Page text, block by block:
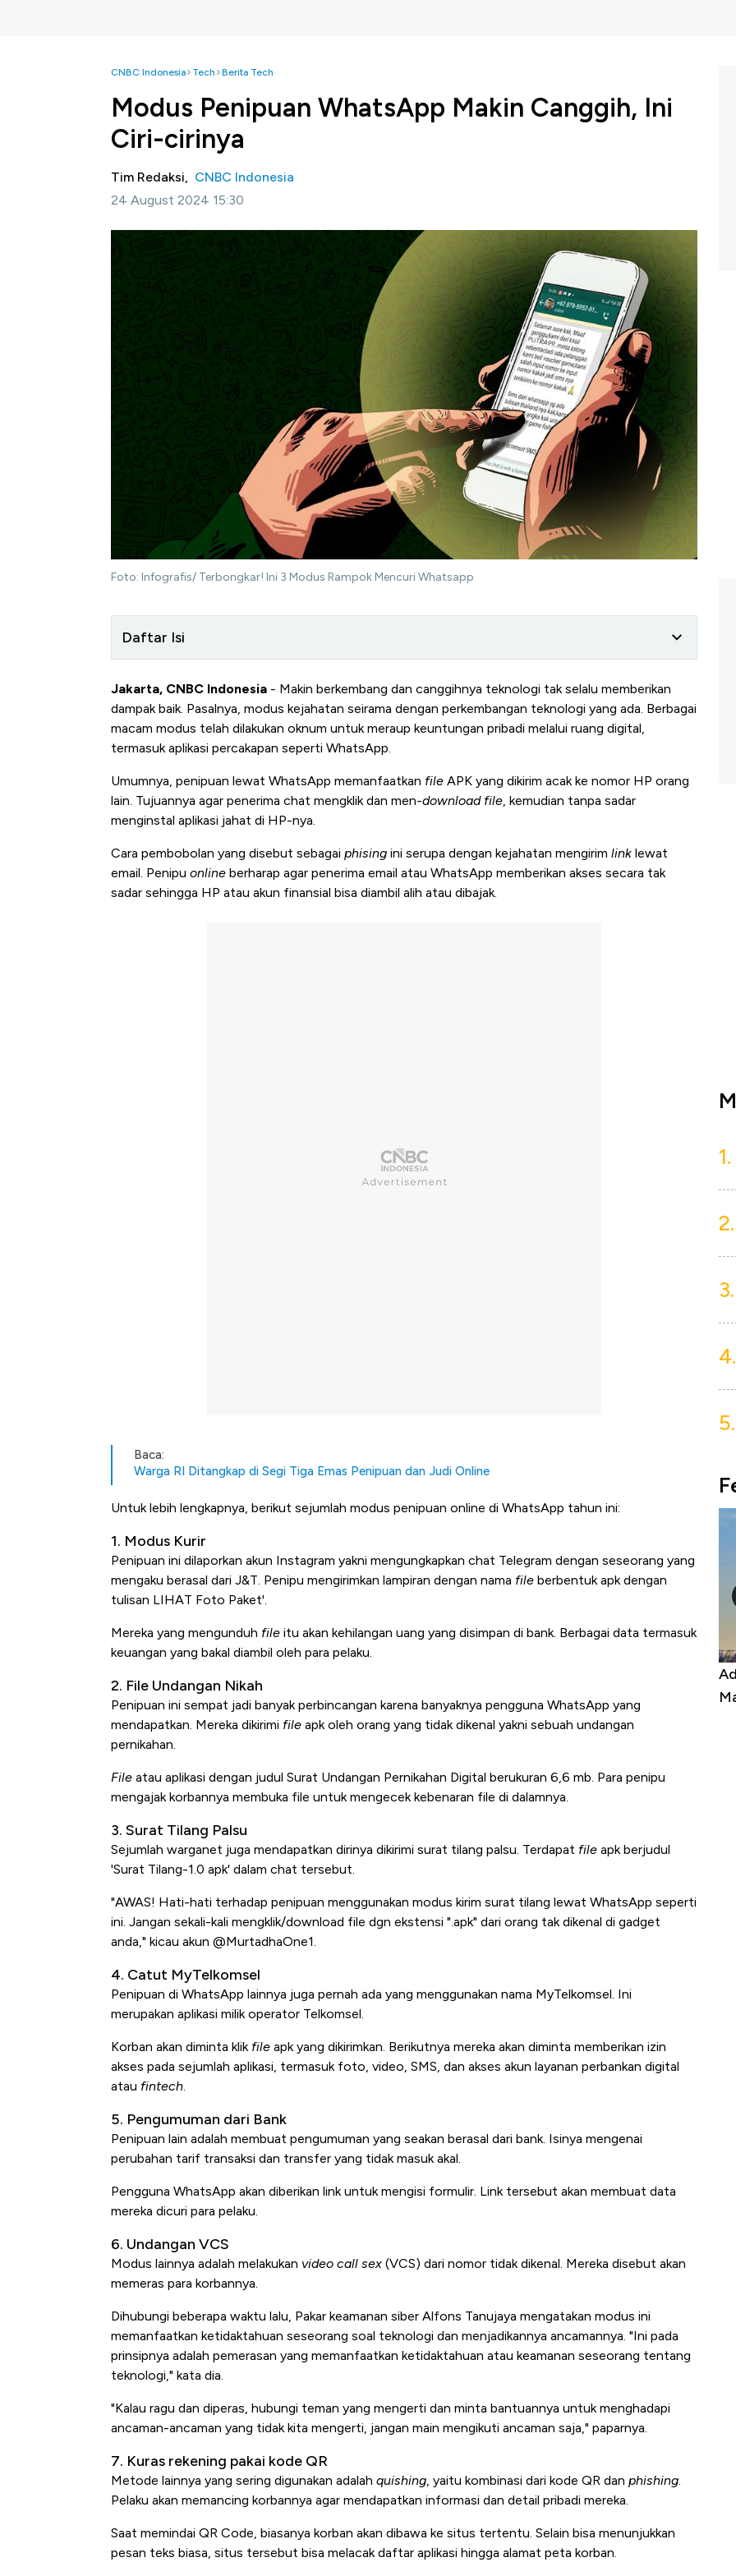
CNBC Indonesia Tech Berita Tech
Modus Penipuan WhatsApp Makin Canggih, Ini
Ciri-cirinya
Tim Redaksi, CNBC Indonesia
24 August 2024 15:30
Foto: Infografis/ Terbongkar! Ini 3 Modus Rampok Mencuri Whatsapp
Daftar Isi
Jakarta, CNBC Indonesia - Makin berkembang dan canggihnya teknologi tak selalu memberikan
dampak baik. Pasalnya, modus kejahatan seirama dengan perkembangan teknologi yang ada. Berbagai
macam modus telah dilakukan oknum untuk meraup keuntungan pribadi melalui ruang digital,
termasuk aplikasi percakapan seperti WhatsApp.
Umumnya, penipuan lewat WhatsApp memanfaatkan file APK yang dikirim acak ke nomor HP orang
lain. Tujuannya agar penerima chat mengklik dan men-download file, kemudian tanpa sadar
menginstal aplikasi jahat di HP-nya.
Cara pembobolan yang disebut sebagai phising ini serupa dengan kejahatan mengirim link lewat
email. Penipu online berharap agar penerima email atau WhatsApp memberikan akses secara tak
sadar sehingga HP atau akun finansial bisa diambil alih atau dibajak.
Baca:
Warga RI Ditangkap di Segi Tiga Emas Penipuan dan Judi Online
Untuk lebih lengkapnya, berikut sejumlah modus penipuan online di WhatsApp tahun ini:
1. Modus Kurir
Penipuan ini dilaporkan akun Instagram yakni mengungkapkan chat Telegram dengan seseorang yang
mengaku berasal dari J&T. Penipu mengirimkan lampiran dengan nama file berbentuk apk dengan
tulisan LIHAT Foto Paket'.
Mereka yang mengunduh file itu akan kehilangan uang yang disimpan di bank. Berbagai data termasuk
keuangan yang bakal diambil oleh para pelaku.
2. File Undangan Nikah
Penipuan ini sempat jadi banyak perbincangan karena banyaknya pengguna WhatsApp yang
mendapatkan. Mereka dikirimi file apk oleh orang yang tidak dikenal yakni sebuah undangan
pernikahan.
File atau aplikasi dengan judul Surat Undangan Pernikahan Digital berukuran 6,6 mb. Para penipu
mengajak korbannya membuka file untuk mengecek kebenaran file di dalamnya.
3. Surat Tilang Palsu
Sejumlah warganet juga mendapatkan dirinya dikirimi surat tilang palsu. Terdapat file apk berjudul
'Surat Tilang-1.0 apk' dalam chat tersebut.
"AWAS! Hati-hati terhadap penipuan menggunakan modus kirim surat tilang lewat WhatsApp seperti
ini. Jangan sekali-kali mengklik/download file dgn ekstensi ".apk" dari orang tak dikenal di gadget
anda," kicau akun @MurtadhaOne1.
4. Catut MyTelkomsel
Penipuan di WhatsApp lainnya juga pernah ada yang menggunakan nama MyTelkomsel. Ini
merupakan aplikasi milik operator Telkomsel.
Korban akan diminta klik file apk yang dikirimkan. Berikutnya mereka akan diminta memberikan izin
akses pada sejumlah aplikasi, termasuk foto, video, SMS, dan akses akun layanan perbankan digital
atau fintech.
5. Pengumuman dari Bank
Penipuan lain adalah membuat pengumuman yang seakan berasal dari bank. Isinya mengenai
perubahan tarif transaksi dan transfer yang tidak masuk akal.
Pengguna WhatsApp akan diberikan link untuk mengisi formulir. Link tersebut akan membuat data
mereka dicuri para pelaku.
6. Undangan VCS
Modus lainnya adalah melakukan video call sex (VCS) dari nomor tidak dikenal. Mereka disebut akan
memeras para korbannya.
Dihubungi beberapa waktu lalu, Pakar keamanan siber Alfons Tanujaya mengatakan modus ini
memanfaatkan ketidaktahuan seseorang soal teknologi dan menjadikannya ancamannya. "Ini pada
prinsipnya adalah pemerasan yang memanfaatkan ketidaktahuan atau keamanan seseorang tentang
teknologi," kata dia.
"Kalau ragu dan diperas, hubungi teman yang mengerti dan minta bantuannya untuk menghadapi
ancaman-ancaman yang tidak kita mengerti, jangan main mengikuti ancaman saja," paparnya.
7. Kuras rekening pakai kode QR
Metode lainnya yang sering digunakan adalah quishing, yaitu kombinasi dari kode QR dan phishing.
Pelaku akan memancing korbannya agar mendapatkan informasi dan detail pribadi mereka.
Saat memindai QR Code, biasanya korban akan dibawa ke situs tertentu. Selain bisa menunjukkan
pesan teks biasa, situs tersebut bisa melacak daftar aplikasi hingga alamat peta korban.
1.
2.
3.
4.
5.
Tembaga Terbang ke Zona Berbahaya